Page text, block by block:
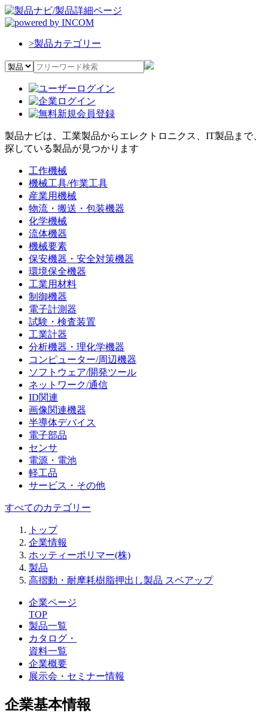
>製品カテゴリー
製品ナビは、工業製品からエレクトロニクス、IT製品まで、
探している製品が見つかります
工作機械
機械工具/作業工具
産業用機械
物流・搬送・包装機器
化学機械
流体機器
機械要素
保安機器・安全対策機器
環境保全機器
工業用材料
制御機器
電子計測器
試験・検査装置
工業計器
分析機器・理化学機器
コンピューター/周辺機器
ソフトウェア/開発ツール
ネットワーク/通信
ID関連
画像関連機器
半導体デバイス
電子部品
センサ
電源・電池
軽工品
サービス・その他
すべてのカテゴリー
トップ
企業情報
ホッティーポリマー(株)
製品
高摺動・耐摩耗樹脂押出し製品 スベアップ
企業ページ
TOP
製品一覧
カタログ・
資料一覧
企業概要
展示会・セミナー情報
企業基本情報